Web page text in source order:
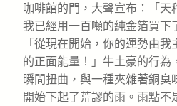
咖啡館的門，大聲宣布：「天
我已經用一百噸的純金箔買下
「從現在開始，你的運勢由
的正面能量！」牛土豪的行為
瞬間扭曲，與一種夾雜著銅臭
開始下起了荒謬的雨。雨點不